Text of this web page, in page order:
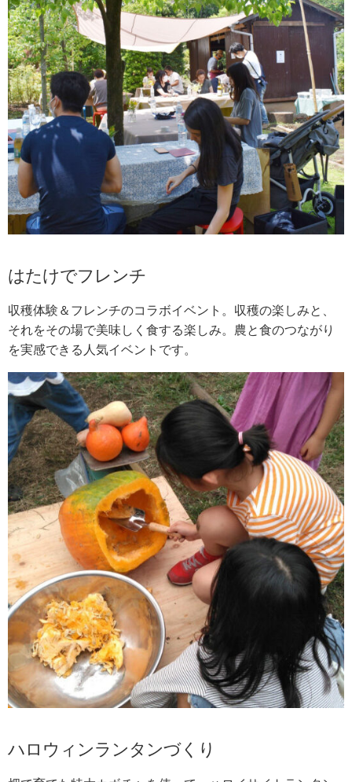
はたけでフレンチ
収穫体験＆フレンチのコラボイベント。収穫の楽しみと、
それをその場で美味しく食する楽しみ。農と食のつながり
を実感できる人気イベントです。
ハロウィンランタンづくり